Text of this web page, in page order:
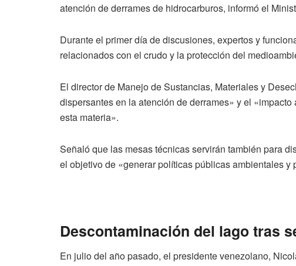
atención de derrames de hidrocarburos, informó el
Durante el primer día de discusiones, expertos y
relacionados con el crudo y la protección del
El director de Manejo de Sustancias, Materiales y
dispersantes en la atención de derrames» y el
esta materia».
Señaló que las mesas técnicas servirán también para
el objetivo de «generar políticas públicas ambientales
Descontaminación del lago tras
En julio del año pasado, el presidente venezolano,